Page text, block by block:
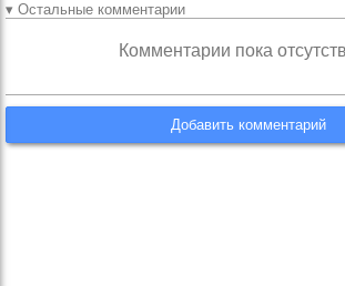
▾ Остальные комментарии
Комментарии пока
Добавить комментарий